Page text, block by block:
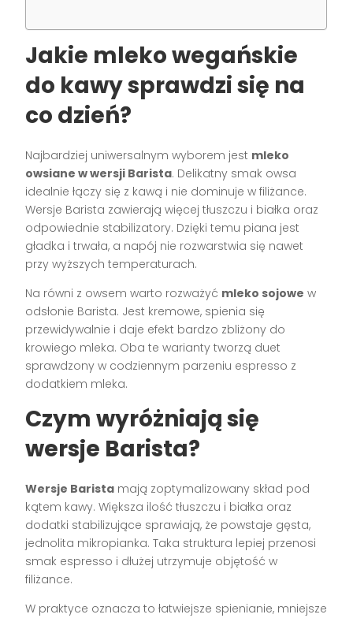
Jakie mleko wegańskie
do kawy sprawdzi się na
co dzień?
Najbardziej uniwersalnym wyborem jest mleko
owsiane w wersji Barista. Delikatny smak owsa
idealnie łączy się z kawą i nie dominuje w filiżance.
Wersje Barista zawierają więcej tłuszczu i białka oraz
odpowiednie stabilizatory. Dzięki temu piana jest
gładka i trwała, a napój nie rozwarstwia się nawet
przy wyższych temperaturach.
Na równi z owsem warto rozważyć mleko sojowe w
odsłonie Barista. Jest kremowe, spienia się
przewidywalnie i daje efekt bardzo zbliżony do
krowiego mleka. Oba te warianty tworzą duet
sprawdzony w codziennym parzeniu espresso z
dodatkiem mleka.
Czym wyróżniają się
wersje Barista?
Wersje Barista mają zoptymalizowany skład pod
kątem kawy. Większa ilość tłuszczu i białka oraz
dodatki stabilizujące sprawiają, że powstaje gęsta,
jednolita mikropianka. Taka struktura lepiej przenosi
smak espresso i dłużej utrzymuje objętość w
filiżance.
W praktyce oznacza to łatwiejsze spienianie, mniejsze